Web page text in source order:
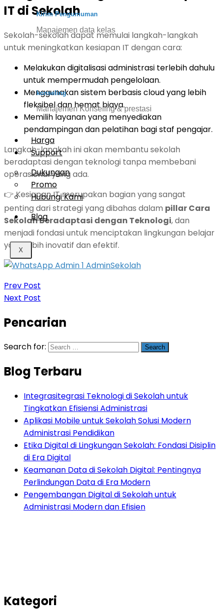
Kirim Pengumuman
Manajemen data kelas
konseling
Manajemen Konseling & prestasi
Harga
Support
Dukungan
Promo
Hubungi Kami
Blog
X
IT di Sekolah
Sekolah-sekolah dapat memulai langkah-langkah
untuk meningkatkan kesiapan IT dengan cara:
Melakukan digitalisasi administrasi terlebih dahulu
untuk mempermudah pengelolaan.
Menggunakan sistem berbasis cloud yang lebih
fleksibel dan hemat biaya.
Memilih layanan yang menyediakan
pendampingan dan pelatihan bagi staf pengajar.
Langkah-langkah ini akan membantu sekolah
beradaptasi dengan teknologi tanpa membebani
operasional yang ada.
👉 Kesiapan IT merupakan bagian yang sangat
penting dari strategi yang dibahas dalam pillar Cara
Sekolah Beradaptasi dengan Teknologi, dan
menjadi fondasi untuk menciptakan lingkungan belajar
yang lebih inovatif dan efektif.
Prev Post
Next Post
Pencarian
Search for:
Blog Terbaru
Integrasitegrasi Teknologi di Sekolah untuk
Tingkatkan Efisiensi Administrasi
Aplikasi Mobile untuk Sekolah Solusi Modern
Administrasi Pendidikan
Etika Digital di Lingkungan Sekolah: Fondasi Disiplin
di Era Digital
Keamanan Data di Sekolah Digital: Pentingnya
Perlindungan Data di Era Modern
Pengembangan Digital di Sekolah untuk
Administrasi Modern dan Efisien
Kategori